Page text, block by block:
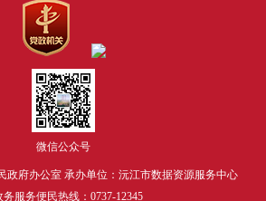
微信公众号
政府办公室 承办单位：沅江市数据资源服务中心
务服务便民热线：0737-12345